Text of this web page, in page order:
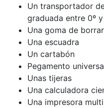
Un transportador
graduada entre 0º y
Una goma de borrar
Una escuadra
Un cartabón
Pegamento
Unas tijeras
Una calculadora
Una impresora